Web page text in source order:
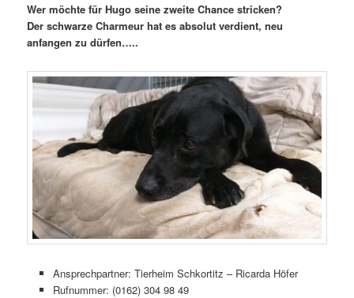
Wer möchte für Hugo seine zweite Chance stricken?
Der schwarze Charmeur hat es absolut verdient, neu
anfangen zu dürfen…..
Ansprechpartner: Tierheim Schkortitz – Ricarda Höfer
Rufnummer: (0162) 304 98 49